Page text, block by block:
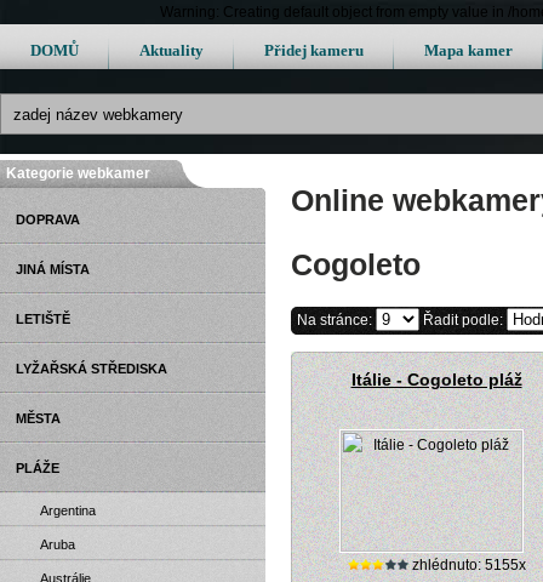
Warning: Creating default object from empty value in /
DOMŮ Aktuality Přidej kameru Mapa kamer
Online
Cogoleto
Na stránce: Řadit podle:
Itálie - Cogoleto pláž
zhlédnuto: 5155x
Kategorie webkamer
DOPRAVA
JINÁ MÍSTA
LETIŠTĚ
LYŽAŘSKÁ STŘEDISKA
MĚSTA
PLÁŽE
Argentina
Aruba
Austrálie